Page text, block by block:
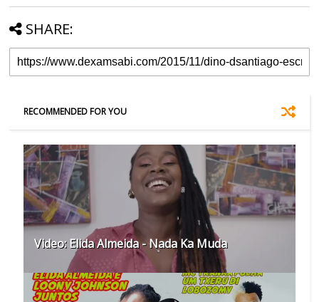
SHARE:
RECOMMENDED FOR YOU
Video: Elida Almeida - Nada Ka Muda